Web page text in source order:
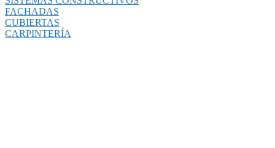
FACHADAS
CUBIERTAS
CARPINTERÍA